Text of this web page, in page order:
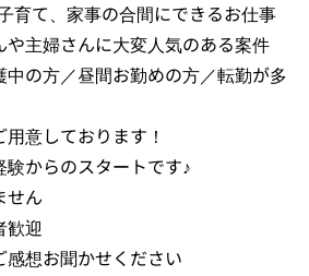
育て、家事の合間にできるお仕事
主婦さんに大変人気のある案件
の方／昼間お勤めの方／転勤が多
意しております！
からのスタートです♪
せん
歓迎
想お聞かせください